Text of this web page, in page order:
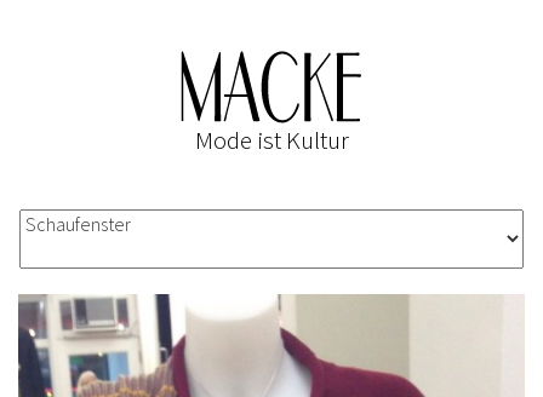
Mode ist Kultur